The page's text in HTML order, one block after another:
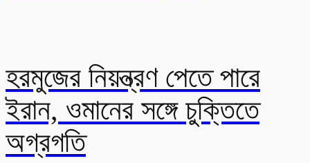
হরমুজের নিয়ন্ত্রণ পেতে পারে
ইরান, ওমানের সঙ্গে চুক্তিতে
অগ্রগতি